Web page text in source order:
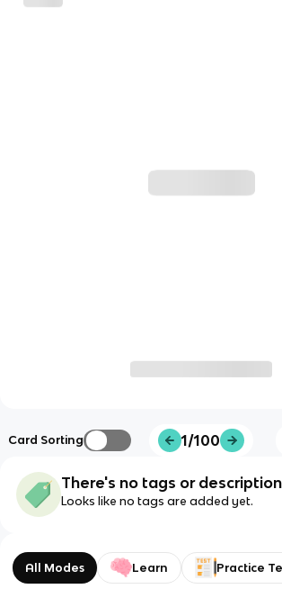
Card Sorting 1/100
There's no tags or description
Looks like no tags are added yet.
All Modes Learn Practice